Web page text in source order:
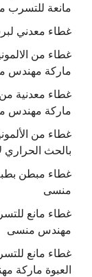
مانعة للتسرب
غطاء معدني
غطاء من
ماركة مهندس
غطاء معدنية
ماركة مهندس
غطاء من
بالحث الحراري
غطاء مبطن
منسى
غطاء مانع
مهندس منسى
غطاء مانع
العبوة ماركة